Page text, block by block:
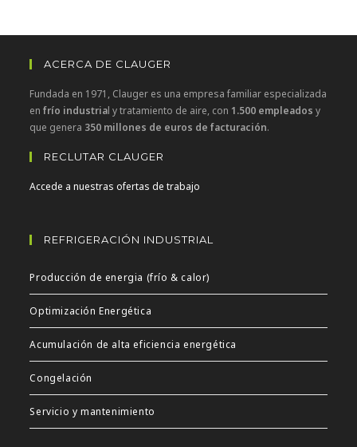
ACERCA DE CLAUGER
Fundada en 1971, Clauger es una empresa familiar especializada
enfrío industrial y tratamiento de aire, con 1.500 empleados y
que genera 350 millones de euros de facturación.
RECLUTAR CLAUGER
Accede a nuestras ofertas de trabajo
REFRIGERACIÓN INDUSTRIAL
Producción de energia (frío & calor)
Optimización Energética
Acumulación de alta eficiencia energética
Congelación
Servicio y mantenimiento